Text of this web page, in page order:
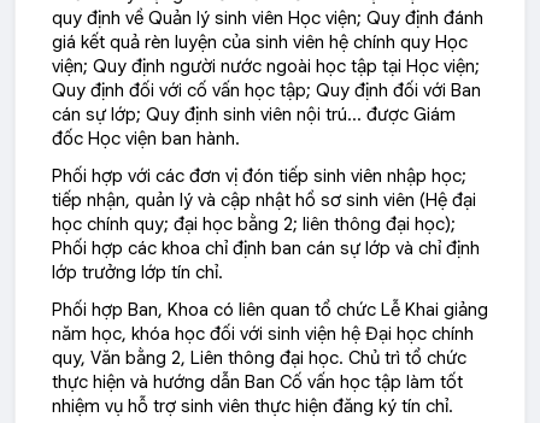
quy định về Quản lý sinh viên Học viện; Quy định đánh
giá kết quả rèn luyện của sinh viên hệ chính quy Học
viện; Quy định người nước ngoài học tập tại Học viện;
Quy định đối với cố vấn học tập; Quy định đối với Ban
cán sự lớp; Quy định sinh viên nội trú… được Giám
đốc Học viện ban hành.
Phối hợp với các đơn vị đón tiếp sinh viên nhập học;
tiếp nhận, quản lý và cập nhật hồ sơ sinh viên (Hệ đại
học chính quy; đại học bằng 2; liên thông đại học);
Phối hợp các khoa chỉ định ban cán sự lớp và chỉ định
lớp trưởng lớp tín chỉ.
Phối hợp Ban, Khoa có liên quan tổ chức Lễ Khai giảng
năm học, khóa học đối với sinh viện hệ Đại học chính
quy, Văn bằng 2, Liên thông đại học. Chủ trì tổ chức
thực hiện và hướng dẫn Ban Cố vấn học tập làm tốt
nhiệm vụ hỗ trợ sinh viên thực hiện đăng ký tín chỉ.